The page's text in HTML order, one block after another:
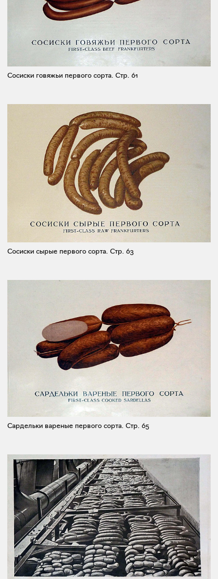
Сосиски говяжьи первого сорта. Стр. 61
Сосиски сырые первого сорта. Стр. 63
Сардельки вареные первого сорта. Стр. 65